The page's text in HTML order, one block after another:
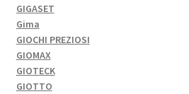
GIGASET
Gima
GIOCHI PREZIOSI
GIOMAX
GIOTECK
GIOTTO